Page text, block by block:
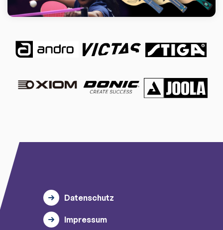
Datenschutz
Impressum